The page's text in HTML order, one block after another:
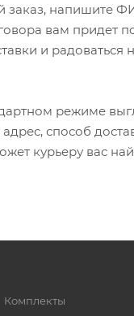
заказ, напишите
вам
и радоваться
режиме
способ
курьеру вас
Комплекты